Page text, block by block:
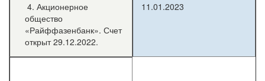
4. Акционерное
общество
«Райффазенбанк». Счет
открыт 29.12.2022.
11.01.2023